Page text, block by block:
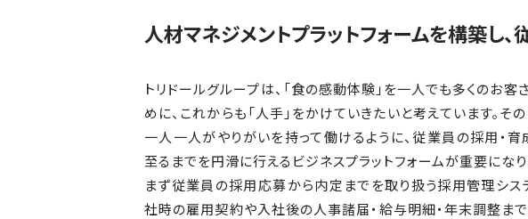
人材マネジメントプラットフォームを構築し
トリドールグループは、「食の感動体験」を一人でも多くのお客
めに、これからも「人手」をかけていきたいと考えています。そ
一人一人がやりがいを持って働けるように、従業員の採用・育
至るまでを円滑に行えるビジネスプラットフォームが重要になり
まず従業員の採用応募から内定までを取り扱う採用管理シス
社時の雇用契約や入社後の人事諸届・給与明細・年末調整ま